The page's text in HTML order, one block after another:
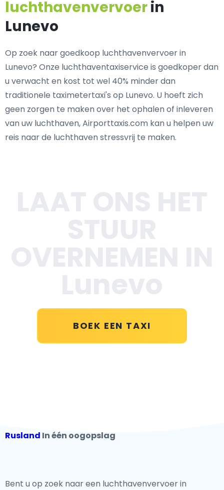
luchthavenvervoerin
Lunevo
Op zoek naar goedkoop luchthavenvervoer in
Lunevo? Onze luchthaventaxiservice is goedkoper dan
u verwacht en kost tot wel 40% minder dan
traditionele taximetertaxi's op Lunevo. U hoeft zich
geen zorgen te maken over het ophalen of inleveren
van uw luchthaven, Airporttaxis.com kan u helpen uw
reis naar de luchthaven stressvrij te maken.
BOEK EEN TAXI
Rusland In één oogopslag
Bent u op zoek naar een luchthavenvervoer in